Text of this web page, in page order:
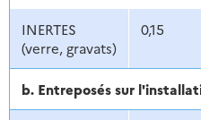
INERTES
(verre, gravats)
0,15
b. Entreposés sur